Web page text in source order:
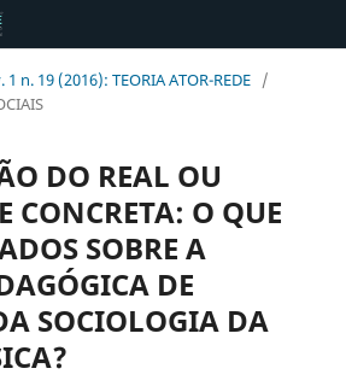
1 n. 19 (2016): TEORIA ATOR-REDE /
DO REAL OU
CONCRETA: O QUE
SOBRE A
DE
SOCIOLOGIA DA